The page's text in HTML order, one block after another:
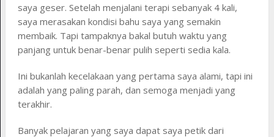
saya geser. Setelah menjalani terapi sebanyak 4 kali,
saya merasakan kondisi bahu saya yang semakin
membaik. Tapi tampaknya bakal butuh waktu yang
panjang untuk benar-benar pulih seperti sedia kala.
Ini bukanlah kecelakaan yang pertama saya alami, tapi ini
adalah yang paling parah, dan semoga menjadi yang
terakhir.
Banyak pelajaran yang saya dapat saya petik dari